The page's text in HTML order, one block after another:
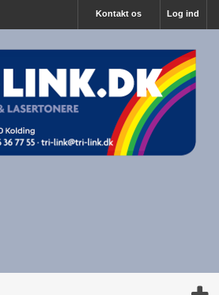
Log ind
Kontakt os